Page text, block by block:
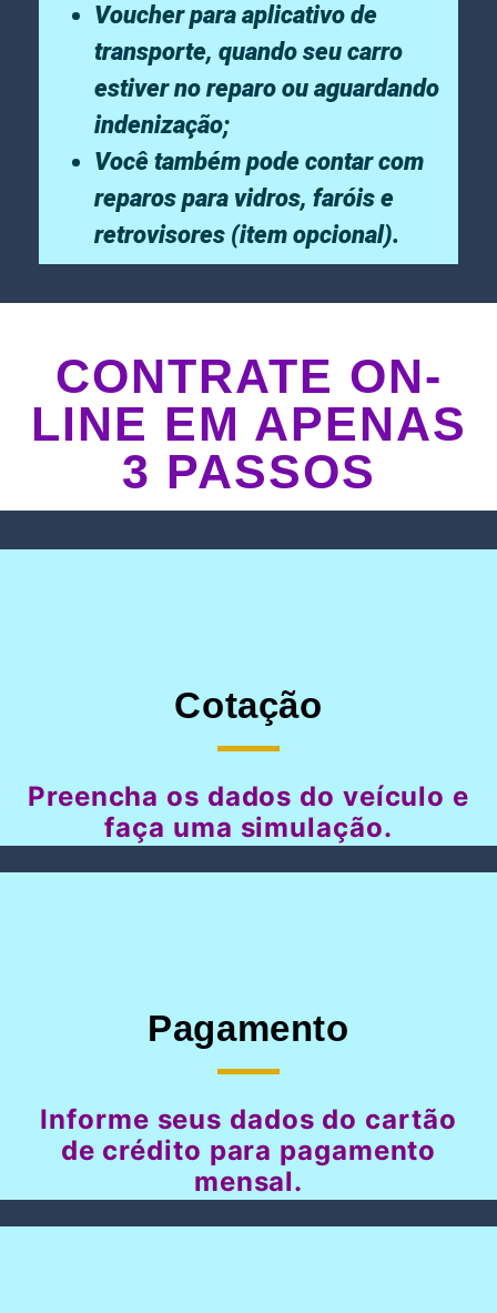
Voucher para aplicativo de
transporte, quando seu carro
estiver no reparo ou aguardando
indenização;
Você também pode contar com
reparos para vidros, faróis e
retrovisores (item opcional).
CONTRATE ON-
LINE EM APENAS
3 PASSOS
Cotação
Preencha os dados do veículo e
faça uma simulação.
Pagamento
Informe seus dados do cartão
de crédito para pagamento
mensal.